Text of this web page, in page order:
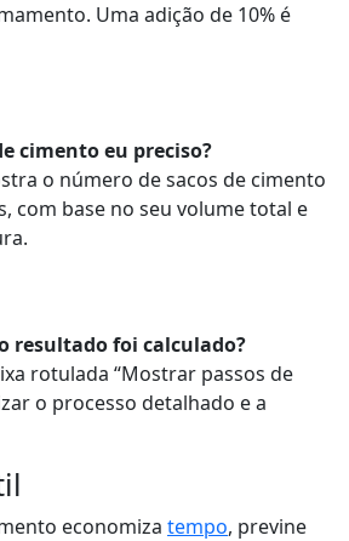
Uma adição de 10% é
cimento eu preciso?
o número de sacos de cimento
com base no seu volume total e
resultado foi calculado?
rotulada “Mostrar passos de
o processo detalhado e a
economiza tempo, previne